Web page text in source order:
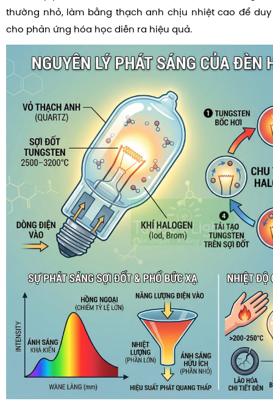
thường nhỏ, làm bằng thạch anh chịu nhiệt cao để
cho phản ứng hóa học diễn ra hiệu quả.